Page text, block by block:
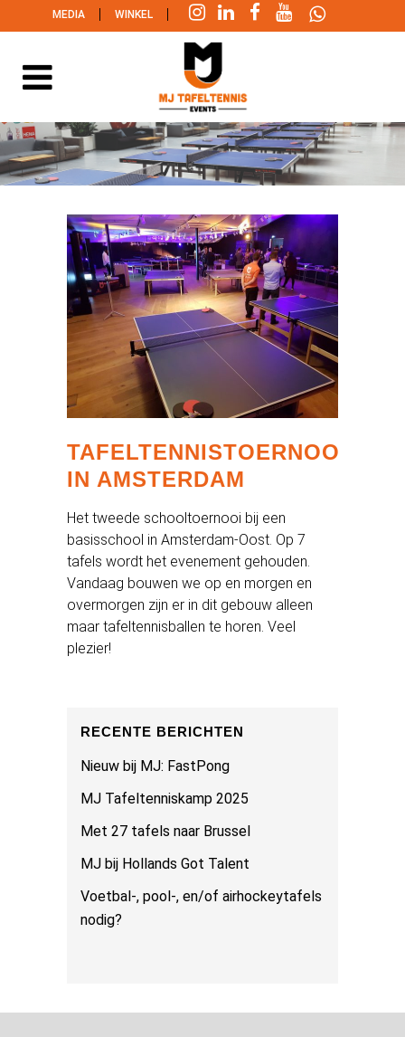
MEDIA | WINKEL |
TAFELTENNISTOERNOO
IN AMSTERDAM
Het tweede schooltoernooi bij een
basisschool in Amsterdam-Oost. Op 7
tafels wordt het evenement gehouden.
Vandaag bouwen we op en morgen en
overmorgen zijn er in dit gebouw alleen
maar tafeltennisballen te horen. Veel
plezier!
RECENTE BERICHTEN
Nieuw bij MJ: FastPong
MJ Tafeltenniskamp 2025
Met 27 tafels naar Brussel
MJ bij Hollands Got Talent
Voetbal-, pool-, en/of airhockeytafels
nodig?